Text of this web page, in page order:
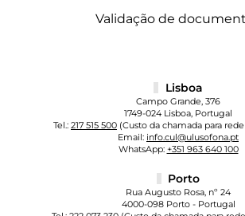
Validação de
Lisboa
Campo Grande, 376
1749-024 Lisboa, Portugal
Tel.: 217 515 500 (Custo da chamada para
Email: info.cul@ulusofona.pt
WhatsApp: +351 963 640 100
Porto
Rua Augusto Rosa, nº 24
4000-098 Porto - Portugal